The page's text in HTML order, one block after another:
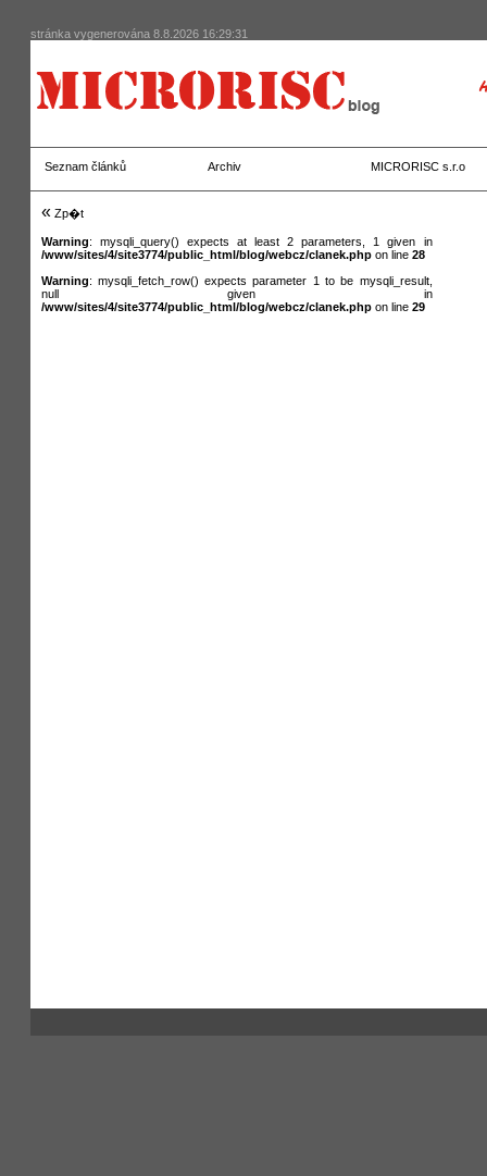
stránka vygenerována 8.8.2026 16:29:31
Seznam článků Archiv MICRORISC s.r.o
«Zp�t
Warning: mysqli_query() expects at least 2 parameters, 1 given in
/www/sites/4/site3774/public_html/blog/webcz/clanek.phpon line 28
Warning: mysqli_fetch_row() expects parameter 1 to be mysqli_result,
null given in
/www/sites/4/site3774/public_html/blog/webcz/clanek.phpon line 29